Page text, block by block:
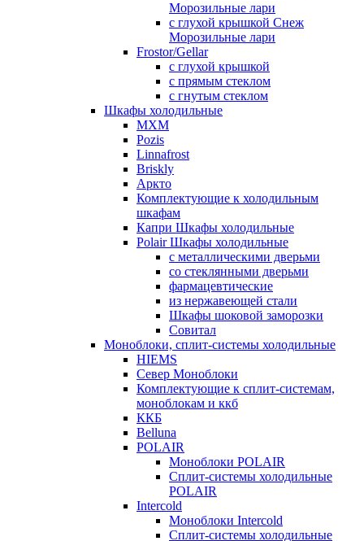
Морозильные лари
с глухой крышкой Снеж
Морозильные лари
Frostor/Gellar
с глухой крышкой
с прямым стеклом
с гнутым стеклом
Шкафы холодильные
МХМ
Pozis
Linnafrost
Briskly
Аркто
Комплектующие к холодильным
шкафам
Капри Шкафы холодильные
Polair Шкафы холодильные
с металлическими дверьми
со стеклянными дверьми
фармацевтические
из нержавеющей стали
Шкафы шоковой заморозки
Совитал
Моноблоки, сплит-системы холодильные
HIEMS
Север Моноблоки
Комплектующие к сплит-системам,
моноблокам и ккб
ККБ
Belluna
POLAIR
Моноблоки POLAIR
Сплит-системы холодильные
POLAIR
Intercold
Моноблоки Intercold
Сплит-системы холодильные